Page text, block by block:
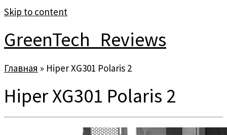
Skip to content
GreenTech_Reviews
Главная » Hiper XG301 Polaris 2
Hiper XG301 Polaris 2